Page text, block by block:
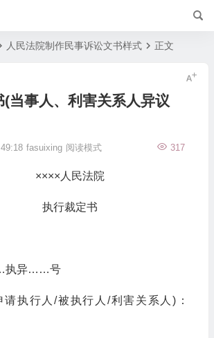
人民法院制作民事诉讼文书样式 正文
(当事人、利害关系人异议
fasuixing 317
阅读模式
××××人民法院
执行裁定书
执异……号
请执行人/被执行人/利害关系人)：